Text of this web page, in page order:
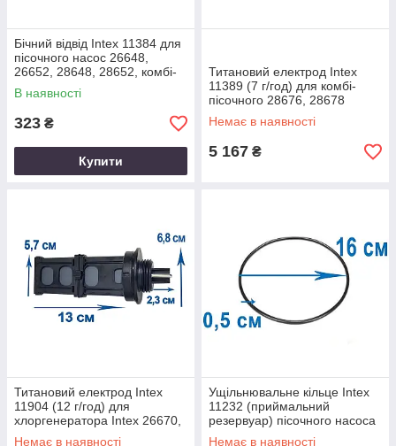
Бічний відвід Intex 11384 для
пісочного насос 26648,
26652, 28648, 28652, комбі-
пісочного 28676, 28678,
28680
В наявності
323 ₴
Купити
Титановий електрод Intex
11389 (7 г/год) для комбі-
пісочного 28676, 28678
Немає в наявності
5 167 ₴
Титановий електрод Intex
11904 (12 г/год) для
хлоргенератора Intex 26670,
28670, 28682, 28680, 26666,
Немає в наявності
Ущільнювальне кільце Intex
11232 (приймальний
резервуар) пісочного насоса
26648, 26652, 28648, 28652,
Немає в наявності